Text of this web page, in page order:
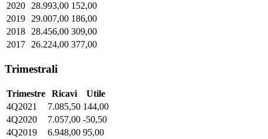
2020
28.993,00 152,00
2019
29.007,00 186,00
2018
28.456,00 309,00
2017
26.224,00 377,00
Trimestrali
Trimestre Ricavi
Utile
4Q2021
7.085,50 144,00
4Q2020
7.057,00 -50,50
4Q2019
6.948,00 95,00